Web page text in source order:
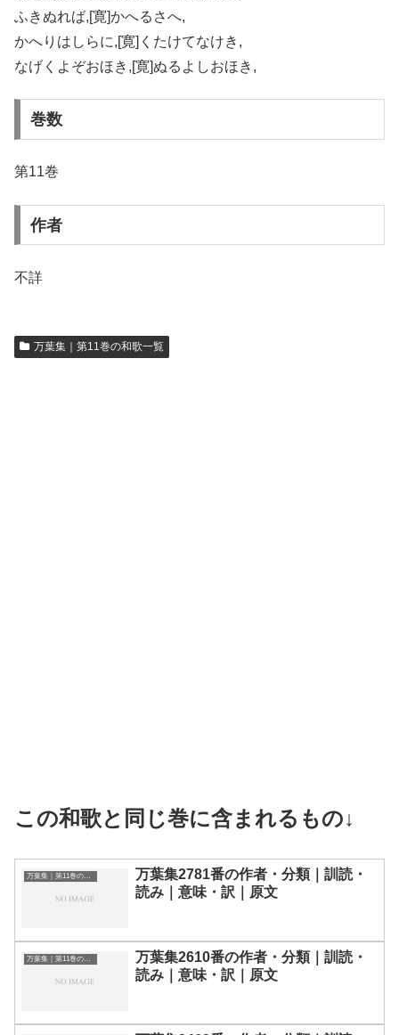
ふきぬれば,[寛]かへるさへ,
かへりはしらに,[寛]くたけてなけき,
なげくよぞおほき,[寛]ぬるよしおほき,
巻数
第11巻
作者
不詳
万葉集｜第11巻の和歌一覧
この和歌と同じ巻に含まれるもの↓
万葉集｜第11巻の和歌一覧
万葉集2781番の作者・分類｜訓読・
読み｜意味・訳｜原文
万葉集｜第11巻の和歌一覧
万葉集2610番の作者・分類｜訓読・
読み｜意味・訳｜原文